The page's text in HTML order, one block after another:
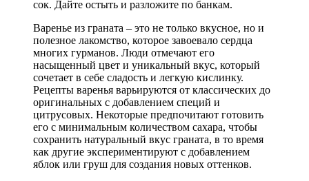
сок. Дайте остыть и разложите по банкам.
Варенье из граната – это не только вкусное, но и
полезное лакомство, которое завоевало сердца
многих гурманов. Люди отмечают его
насыщенный цвет и уникальный вкус, который
сочетает в себе сладость и легкую кислинку.
Рецепты варенья варьируются от классических до
оригинальных с добавлением специй и
цитрусовых. Некоторые предпочитают готовить
его с минимальным количеством сахара, чтобы
сохранить натуральный вкус граната, в то время
как другие экспериментируют с добавлением
яблок или груш для создания новых оттенков.